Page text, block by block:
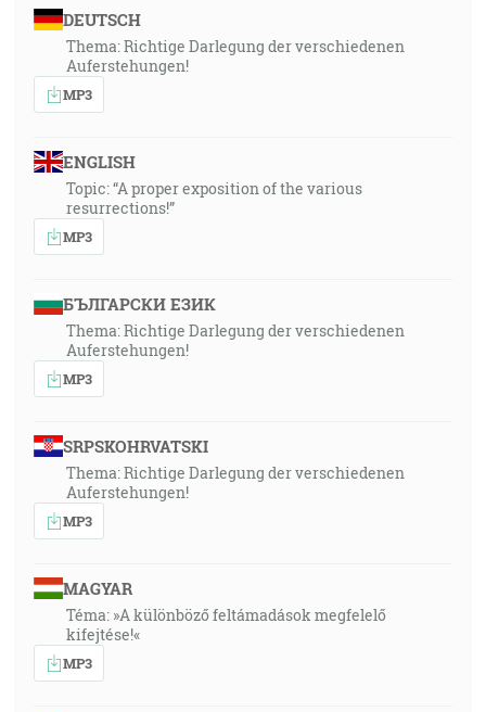
DEUTSCH
Thema: Richtige Darlegung der verschiedenen
Auferstehungen!
MP3
ENGLISH
Topic: “A proper exposition of the various
resurrections!”
MP3
БЪЛГАРСКИ ЕЗИК
Thema: Richtige Darlegung der verschiedenen
Auferstehungen!
MP3
SRPSKOHRVATSKI
Thema: Richtige Darlegung der verschiedenen
Auferstehungen!
MP3
MAGYAR
Téma: »A különböző feltámadások megfelelő
kifejtése!«
MP3